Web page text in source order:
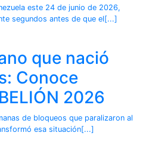
este 24 de junio de 2026,
segundos antes de que el[...]
que nació
Conoce
2026
de bloqueos que paralizaron al
esa situación[...]